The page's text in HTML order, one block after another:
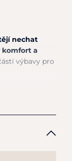
nechat
komfort a
výbavy pro
spolehlivou
je navržena
v sedle a